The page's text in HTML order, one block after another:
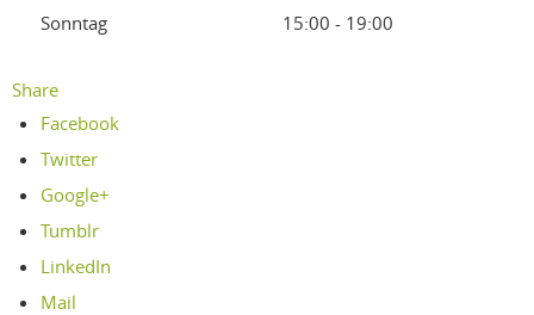
Sonntag
15:00 - 19:00
Share
Facebook
Twitter
Google+
Tumblr
LinkedIn
Mail